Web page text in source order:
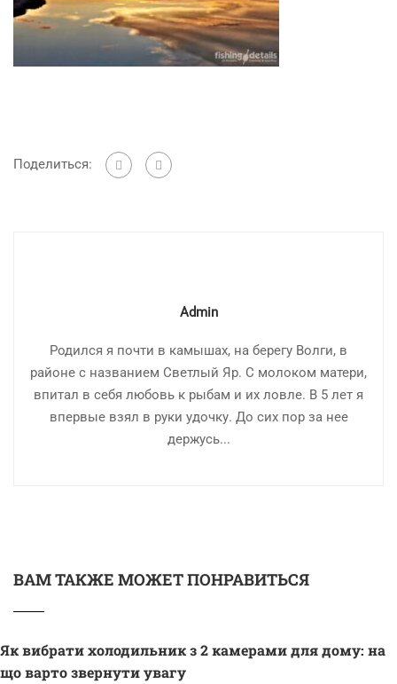
Поделиться:
Admin
Родился я почти в камышах, на берегу Волги, в
районе с названием Светлый Яр. С молоком матери,
впитал в себя любовь к рыбам и их ловле. В 5 лет я
впервые взял в руки удочку. До сих пор за нее
держусь...
ВАМ ТАКЖЕ МОЖЕТ ПОНРАВИТЬСЯ
Як вибрати холодильник з 2 камерами для дому: на
що варто звернути увагу